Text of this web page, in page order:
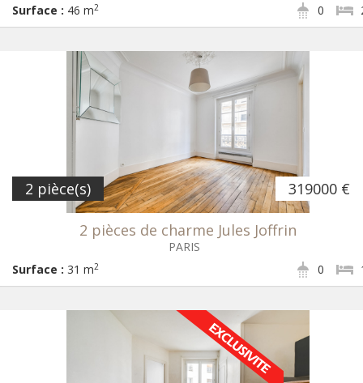
Surface : 46 m2 0
319000 €
2 pièce(s)
2 pièces de charme Jules Joffrin
PARIS
Surface : 31 m2 0